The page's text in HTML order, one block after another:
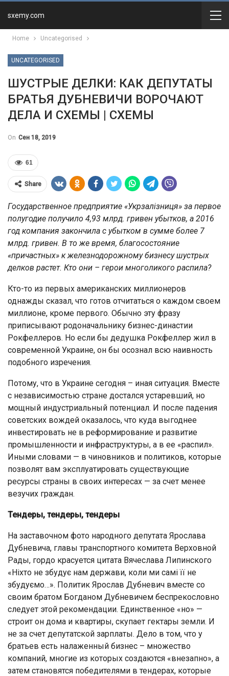
sxemy.com
Home Uncategorised
UNCATEGORISED
ШУСТРЫЕ ДЕЛКИ: КАК ДЕПУТАТЫ
БРАТЬЯ ДУБНЕВИЧИ ВОРОЧАЮТ
ДЕЛА И СХЕМЫ | СХЕМЫ
On Сен 18, 2019
61
Share
Государственное предприятие «Укрзалізниця» за первое
полугодие получило 4,93 млрд. гривен убытков, а 2016
год компания закончила с убытком в сумме более 7
млрд. гривен. В то же время, благосостояние
«причастных» к железнодорожному бизнесу шустрых
делков растет. Кто они – герои многоликого распила?
Кто-то из первых американских миллионеров
однажды сказал, что готов отчитаться о каждом своем
миллионе, кроме первого. Обычно эту фразу
приписывают родоначальнику бизнес-династии
Рокфеллеров. Но если бы дедушка Рокфеллер жил в
современной Украине, он бы осознал всю наивность
подобного изречения.
Потому, что в Украине сегодня – иная ситуация. Вместе
с независимостью стране достался устаревший, но
мощный индустриальный потенциал. И после падения
советских вождей оказалось, что куда выгоднее
инвестировать не в реформирование и развитие
промышленности и инфраструктуры, а в ее «распил».
Иными словами — в чиновников и политиков, которые
позволят вам эксплуатировать существующие
ресурсы страны в своих интересах — за счет менее
везучих граждан.
Тендеры, тендеры, тендеры
На заставочном фото народного депутата Ярослава
Дубневича, главы транспортного комитета Верховной
Рады, гордо красуется цитата Вячеслава Липинского
«Ніхто не збудує нам держави, коли ми самі її не
збудуємо…». Политик Ярослав Дубневич вместе со
своим братом Богданом Дубневичем беспрекословно
следует этой рекомендации. Единственное «но» —
строит он дома и квартиры, скупает гектары земли. И
не за счет депутатской зарплаты. Дело в том, что у
братьев есть налаженный бизнес – множество
компаний, многие из которых создаются «внезапно», а
затем становятся победителями в тендерах, которые